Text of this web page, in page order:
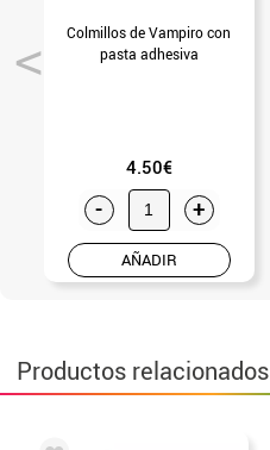
Colmillos de Vampiro con
pasta adhesiva
4.50€
- +
AÑADIR
Productos relacionados